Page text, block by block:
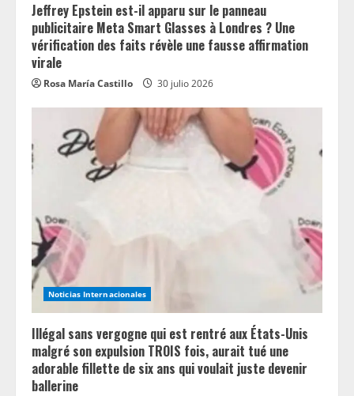
Jeffrey Epstein est-il apparu sur le panneau
publicitaire Meta Smart Glasses à Londres ? Une
vérification des faits révèle une fausse affirmation
virale
Rosa María Castillo 30 julio 2026
Noticias Internacionales
Illégal sans vergogne qui est rentré aux États-Unis
malgré son expulsion TROIS fois, aurait tué une
adorable fillette de six ans qui voulait juste devenir
ballerine